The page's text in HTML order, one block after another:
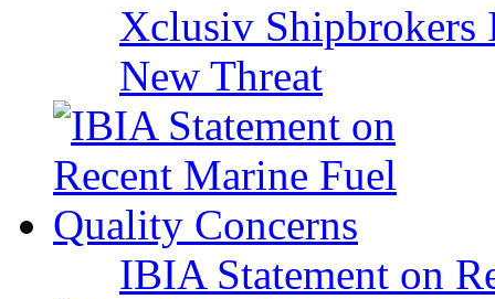
Xclusiv Shipbrokers
New Threat
IBIA Statement on